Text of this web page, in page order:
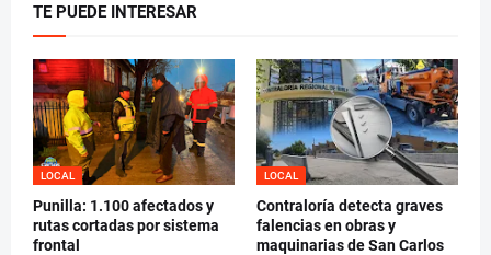
TE PUEDE INTERESAR
LOCAL
Punilla: 1.100 afectados y
rutas cortadas por sistema
frontal
LOCAL
Contraloría detecta graves
falencias en obras y
maquinarias de San Carlos